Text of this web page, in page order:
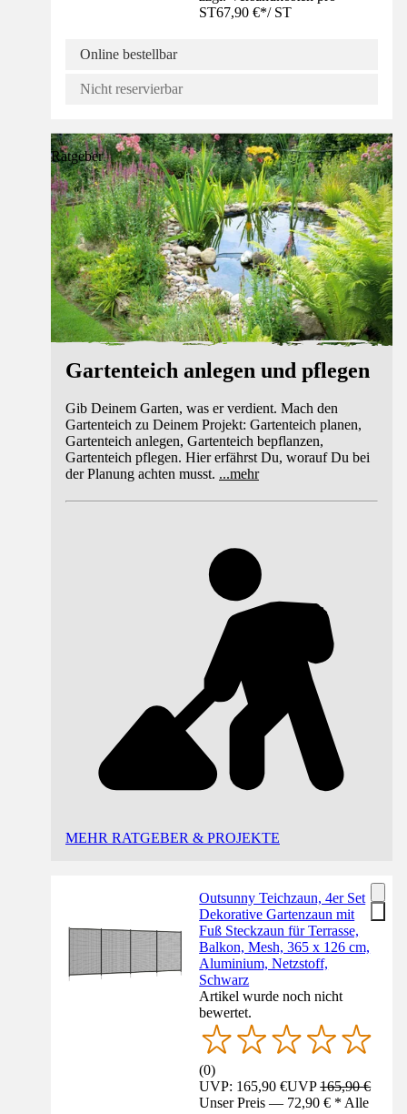
ST67,90 €*/ ST
Online bestellbar
Nicht reservierbar
Ratgeber
Gartenteich anlegen und pflegen
Gib Deinem Garten, was er verdient. Mach den
Gartenteich zu Deinem Projekt: Gartenteich planen,
Gartenteich anlegen, Gartenteich bepflanzen,
Gartenteich pflegen. Hier erfährst Du, worauf Du bei
der Planung achten musst. ...mehr
MEHR RATGEBER & PROJEKTE
Outsunny Teichzaun, 4er Set
Dekorative Gartenzaun mit
Fuß Steckzaun für Terrasse,
Balkon, Mesh, 365 x 126 cm,
Aluminium, Netzstoff,
Schwarz
Artikel wurde noch nicht
bewertet.
(0)
UVP: 165,90 €UVP165,90 €
Unser Preis — 72,90 € * Alle